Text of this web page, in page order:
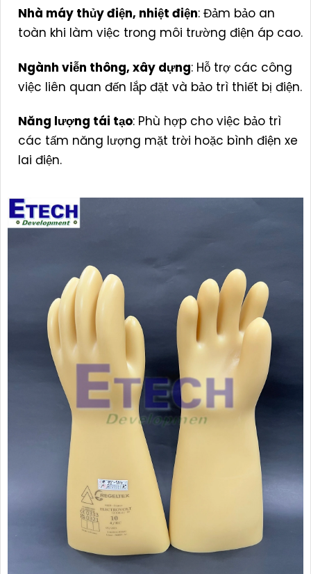
Nhà máy thủy điện, nhiệt điện: Đảm bảo an
toàn khi làm việc trong môi trường điện áp cao.
Ngành viễn thông, xây dựng: Hỗ trợ các công
việc liên quan đến lắp đặt và bảo trì thiết bị điện.
Năng lượng tái tạo: Phù hợp cho việc bảo trì
các tấm năng lượng mặt trời hoặc bình điện xe
lai điện.